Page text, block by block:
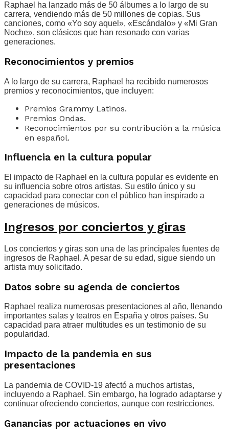
Raphael ha lanzado más de 50 álbumes a lo largo de su
carrera, vendiendo más de 50 millones de copias. Sus
canciones, como «Yo soy aquel», «Escándalo» y «Mi Gran
Noche», son clásicos que han resonado con varias
generaciones.
Reconocimientos y premios
A lo largo de su carrera, Raphael ha recibido numerosos
premios y reconocimientos, que incluyen:
Premios Grammy Latinos.
Premios Ondas.
Reconocimientos por su contribución a la música
en español.
Influencia en la cultura popular
El impacto de Raphael en la cultura popular es evidente en
su influencia sobre otros artistas. Su estilo único y su
capacidad para conectar con el público han inspirado a
generaciones de músicos.
Ingresos por conciertos y giras
Los conciertos y giras son una de las principales fuentes de
ingresos de Raphael. A pesar de su edad, sigue siendo un
artista muy solicitado.
Datos sobre su agenda de conciertos
Raphael realiza numerosas presentaciones al año, llenando
importantes salas y teatros en España y otros países. Su
capacidad para atraer multitudes es un testimonio de su
popularidad.
Impacto de la pandemia en sus
presentaciones
La pandemia de COVID-19 afectó a muchos artistas,
incluyendo a Raphael. Sin embargo, ha logrado adaptarse y
continuar ofreciendo conciertos, aunque con restricciones.
Ganancias por actuaciones en vivo